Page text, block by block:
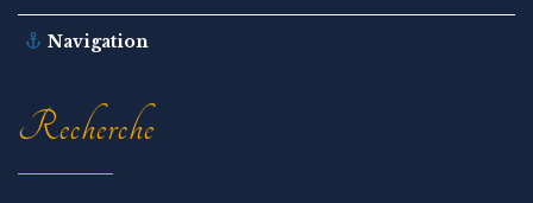
Navigation
Recherche